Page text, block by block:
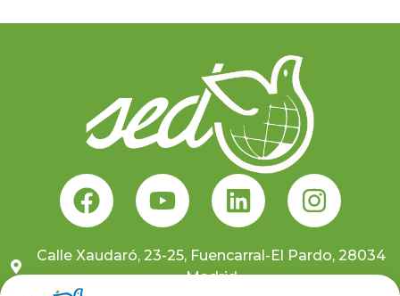
Calle Xaudaró, 23-25, Fuencarral-El Pardo, 28034
Madrid